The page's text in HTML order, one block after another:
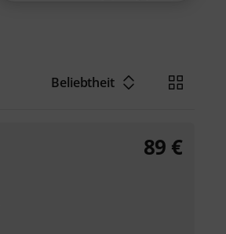
Beliebtheit
89 €